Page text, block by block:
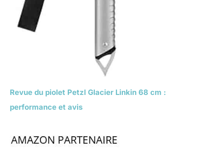
Revue du piolet Petzl Glacier Linkin 68 cm :
performance et avis